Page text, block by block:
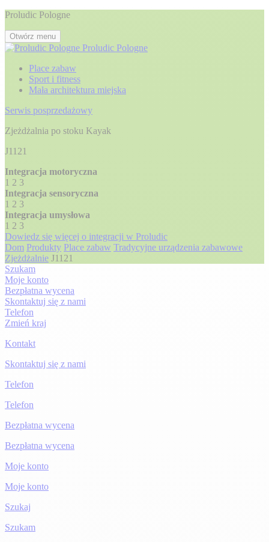
Proludic Pologne
Otwórz menu
Proludic Pologne
Place zabaw
Sport i fitness
Mała architektura miejska
Serwis posprzedażowy
Zjeżdżalnia po stoku Kayak
J1121
Integracja motoryczna
1 2 3
Integracja sensoryczna
1 2 3
Integracja umysłowa
1 2 3
Dowiedz się więcej o integracji w Proludic
Dom Produkty Place zabaw Tradycyjne urządzenia zabawowe
Zjeżdżalnie J1121
Szukam
Moje konto
Bezpłatna wycena
Skontaktuj się z nami
Telefon
Zmień kraj
Kontakt
Skontaktuj się z nami
Telefon
Telefon
Bezpłatna wycena
Bezpłatna wycena
Moje konto
Moje konto
Szukaj
Szukam